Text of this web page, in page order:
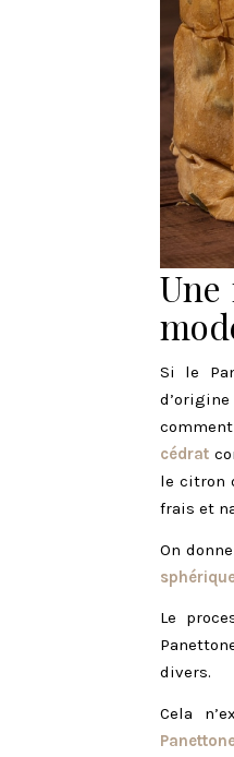
Si le
cédrat
le citron
frais et
On
Le
divers.
Cela